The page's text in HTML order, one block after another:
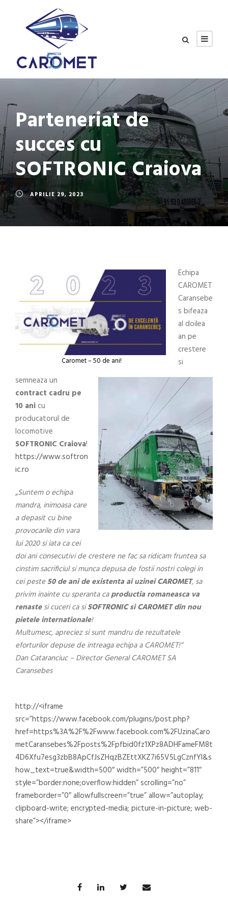
Parteneriat de
succes cu
SOFTRONIC Craiova
APRILIE 29, 2023
Caromet – 50 de ani!
Echipa
CAROMET
Caransebe
s bifeaza
al doilea
an pe
crestere
si
semneaza un
contract cadru pe
10 ani cu
producatorul de
locomotive
SOFTRONIC Craiova!
https://www.softron
ic.ro
„Suntem o echipa
mandra, inimoasa care
a depasit cu bine
provocarile din vara
lui 2020 si iata ca cei
doi ani consecutivi de crestere ne fac sa ridicam fruntea sa
cinstim sacrificiul si munca depusa de fostii nostri colegi in
cei peste50 de ani de existenta ai uzinei CAROMET, sa
privim inainte cu speranta caproductia romaneasca va
renastesi cuceri ca siSOFTRONIC si CAROMET din nou
pietele internationale!
Multumesc, apreciez si sunt mandru de rezultatele
eforturilor depuse de intreaga echipa a CAROMET!”
Dan Cataranciuc – Director General CAROMET SA
Caransebes
http://<iframe
src=”https://www.facebook.com/plugins/post.php?
href=https%3A%2F%2Fwww.facebook.com%2FUzinaCaro
metCaransebes%2Fposts%2Fpfbid0fz1XPz8ADHFameFM8t
4D6Xfu7esg3zbB8ApCfJsZHqzBZEttXKZ7i65V5LgCznfYl&s
how_text=true&width=500″ width=”500″ height=”811″
style=”border:none;overflow:hidden” scrolling=”no”
frameborder=”0″ allowfullscreen=”true” allow=”autoplay;
clipboard-write; encrypted-media; picture-in-picture; web-
share”></iframe>